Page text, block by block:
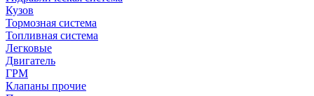
Кузов
Тормозная система
Топливная система
Легковые
Двигатель
ГРМ
Клапаны прочие